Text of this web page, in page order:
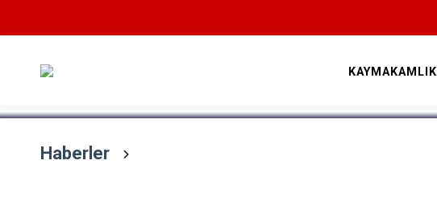
KAYMAKAMLIK
Haberler